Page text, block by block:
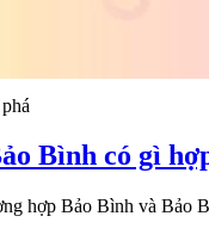
Bình có gì
hợp Bảo Bình và Bảo